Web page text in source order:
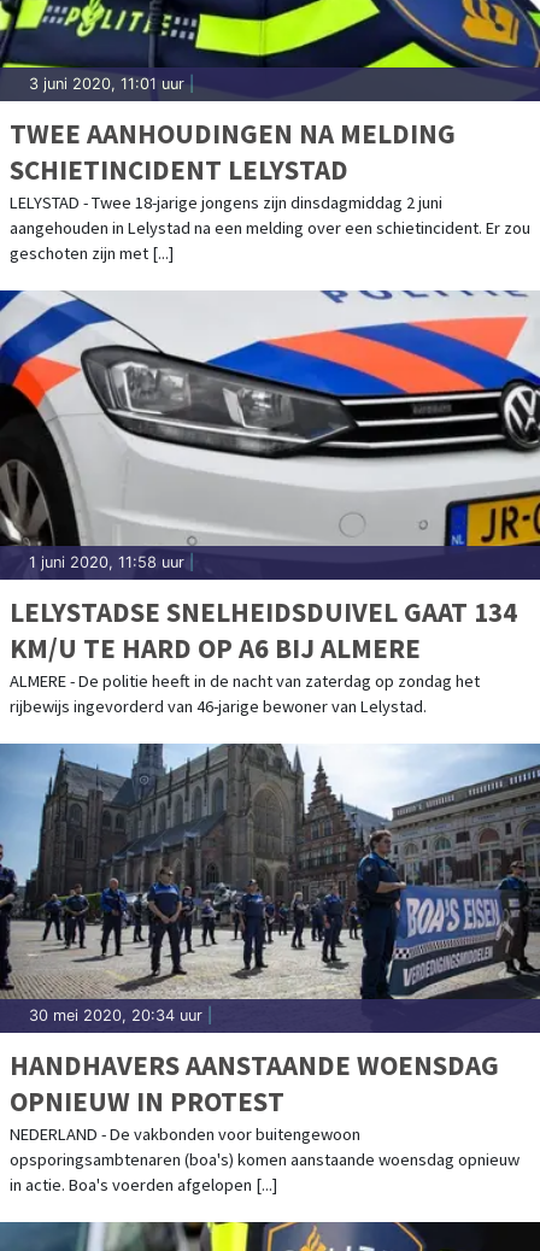
3 juni 2020, 11:01 uur
TWEE AANHOUDINGEN NA MELDING
SCHIETINCIDENT LELYSTAD
LELYSTAD - Twee 18-jarige jongens zijn dinsdagmiddag 2 juni
aangehouden in Lelystad na een melding over een schietincident. Er zou
geschoten zijn met [...]
1 juni 2020, 11:58 uur
LELYSTADSE SNELHEIDSDUIVEL GAAT 134
KM/U TE HARD OP A6 BIJ ALMERE
ALMERE - De politie heeft in de nacht van zaterdag op zondag het
rijbewijs ingevorderd van 46-jarige bewoner van Lelystad.
30 mei 2020, 20:34 uur
HANDHAVERS AANSTAANDE WOENSDAG
OPNIEUW IN PROTEST
NEDERLAND - De vakbonden voor buitengewoon
opsporingsambtenaren (boa's) komen aanstaande woensdag opnieuw
in actie. Boa's voerden afgelopen [...]